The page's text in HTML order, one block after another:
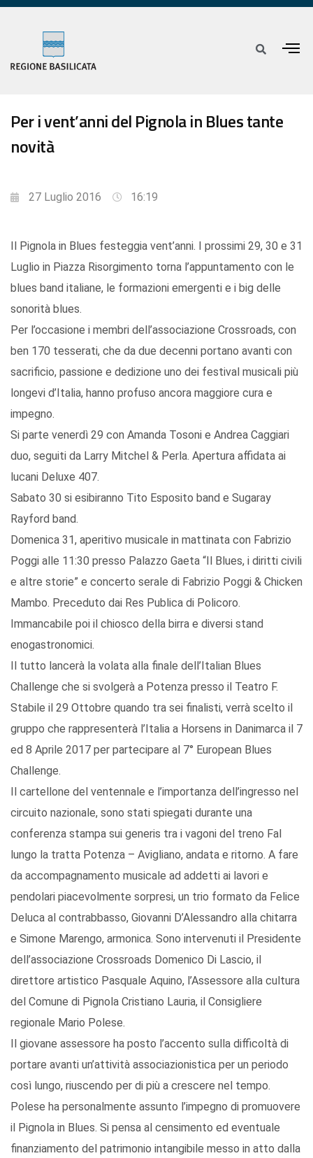
Per i vent’anni del Pignola in Blues tante
novità
27 Luglio 2016 16:19
Il Pignola in Blues festeggia vent’anni. I prossimi 29, 30 e 31
Luglio in Piazza Risorgimento torna l’appuntamento con le
blues band italiane, le formazioni emergenti e i big delle
sonorità blues.
Per l’occasione i membri dell’associazione Crossroads, con
ben 170 tesserati, che da due decenni portano avanti con
sacrificio, passione e dedizione uno dei festival musicali più
longevi d’Italia, hanno profuso ancora maggiore cura e
impegno.
Si parte venerdì 29 con Amanda Tosoni e Andrea Caggiari
duo, seguiti da Larry Mitchel & Perla. Apertura affidata ai
lucani Deluxe 407.
Sabato 30 si esibiranno Tito Esposito band e Sugaray
Rayford band.
Domenica 31, aperitivo musicale in mattinata con Fabrizio
Poggi alle 11:30 presso Palazzo Gaeta “Il Blues, i diritti civili
e altre storie” e concerto serale di Fabrizio Poggi & Chicken
Mambo. Preceduto dai Res Publica di Policoro.
Immancabile poi il chiosco della birra e diversi stand
enogastronomici.
Il tutto lancerà la volata alla finale dell’Italian Blues
Challenge che si svolgerà a Potenza presso il Teatro F.
Stabile il 29 Ottobre quando tra sei finalisti, verrà scelto il
gruppo che rappresenterà l’Italia a Horsens in Danimarca il 7
ed 8 Aprile 2017 per partecipare al 7° European Blues
Challenge.
Il cartellone del ventennale e l’importanza dell’ingresso nel
circuito nazionale, sono stati spiegati durante una
conferenza stampa sui generis tra i vagoni del treno Fal
lungo la tratta Potenza – Avigliano, andata e ritorno. A fare
da accompagnamento musicale ad addetti ai lavori e
pendolari piacevolmente sorpresi, un trio formato da Felice
Deluca al contrabbasso, Giovanni D’Alessandro alla chitarra
e Simone Marengo, armonica. Sono intervenuti il Presidente
dell’associazione Crossroads Domenico Di Lascio, il
direttore artistico Pasquale Aquino, l’Assessore alla cultura
del Comune di Pignola Cristiano Lauria, il Consigliere
regionale Mario Polese.
Il giovane assessore ha posto l’accento sulla difficoltà di
portare avanti un’attività associazionistica per un periodo
così lungo, riuscendo per di più a crescere nel tempo.
Polese ha personalmente assunto l’impegno di promuovere
il Pignola in Blues. Si pensa al censimento ed eventuale
finanziamento del patrimonio intangibile messo in atto dalla